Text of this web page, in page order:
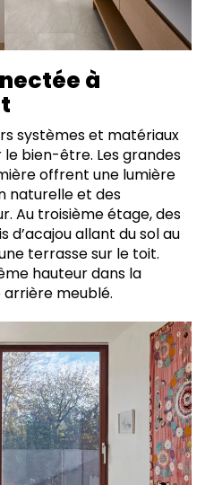
à
systèmes et matériaux
bien-être. Les grandes
offrent une lumière
naturelle et des
Au troisième étage, des
d’acajou allant du sol au
terrasse sur le toit.
hauteur dans la
arrière meublé.